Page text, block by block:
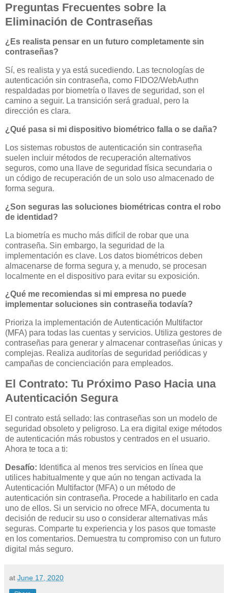
Preguntas Frecuentes sobre la
Eliminación de Contraseñas
¿Es realista pensar en un futuro completamente sin
contraseñas?
Sí, es realista y ya está sucediendo. Las tecnologías de
autenticación sin contraseña, como FIDO2/WebAuthn
respaldadas por biometría o llaves de seguridad, son el
camino a seguir. La transición será gradual, pero la
dirección es clara.
¿Qué pasa si mi dispositivo biométrico falla o se daña?
Los sistemas robustos de autenticación sin contraseña
suelen incluir métodos de recuperación alternativos
seguros, como una llave de seguridad física secundaria o
un código de recuperación de un solo uso almacenado de
forma segura.
¿Son seguras las soluciones biométricas contra el robo
de identidad?
La biometría es mucho más difícil de robar que una
contraseña. Sin embargo, la seguridad de la
implementación es clave. Los datos biométricos deben
almacenarse de forma segura y, a menudo, se procesan
localmente en el dispositivo para evitar su exposición.
¿Qué me recomiendas si mi empresa no puede
implementar soluciones sin contraseña todavía?
Prioriza la implementación de Autenticación Multifactor
(MFA) para todas las cuentas y servicios. Utiliza gestores de
contraseñas para generar y almacenar contraseñas únicas y
complejas. Realiza auditorías de seguridad periódicas y
campañas de concienciación para empleados.
El Contrato: Tu Próximo Paso Hacia una
Autenticación Segura
El contrato está sellado: las contraseñas son un modelo de
seguridad obsoleto y peligroso. La era digital exige métodos
de autenticación más robustos y centrados en el usuario.
Ahora te toca a ti:
Desafío: Identifica al menos tres servicios en línea que
utilices habitualmente y que aún no tengan activada la
Autenticación Multifactor (MFA) o un método de
autenticación sin contraseña. Procede a habilitarlo en cada
uno de ellos. Si un servicio no ofrece MFA, documenta tu
decisión de reducir su uso o considerar alternativas más
seguras. Comparte tu experiencia y los pasos que tomaste
en los comentarios. Demuestra tu compromiso con un futuro
digital más seguro.
at June 17, 2020